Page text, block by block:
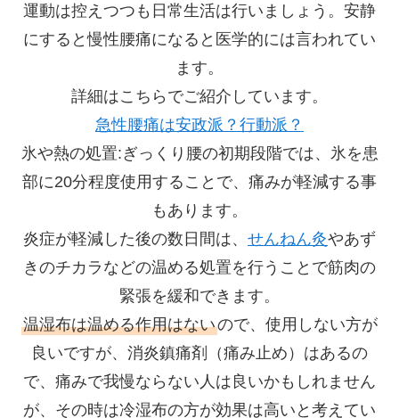
運動は控えつつも日常生活は行いましょう。安静
にすると慢性腰痛になると医学的には言われてい
ます。
詳細はこちらでご紹介しています。
急性腰痛は安政派？行動派？
氷や熱の処置:ぎっくり腰の初期段階では、氷を患
部に20分程度使用することで、痛みが軽減する事
もあります。
炎症が軽減した後の数日間は、 せんねん灸やあず
きのチカラなどの温める処置を行うことで筋肉の
緊張を緩和できます。
温湿布は温める作用はないので、使用しない方が
良いですが、消炎鎮痛剤（痛み止め）はあるの
で、痛みで我慢ならない人は良いかもしれません
が、その時は冷湿布の方が効果は高いと考えてい